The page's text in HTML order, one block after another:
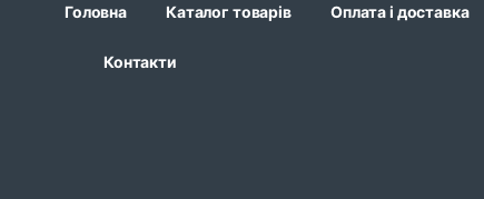
Головна Каталог товарів Оплата і доставка
Контакти